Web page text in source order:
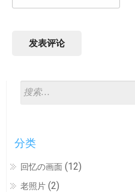
分类
回忆の画面 (12)
老照片 (2)